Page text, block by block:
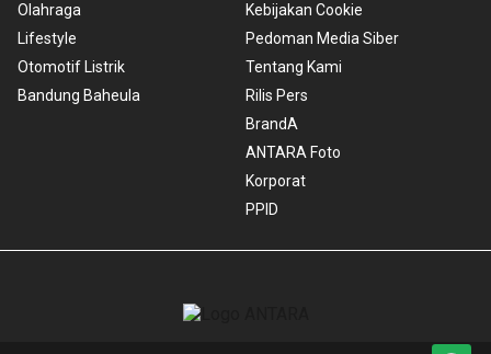
Olahraga
Lifestyle
Otomotif Listrik
Bandung Baheula
Kebijakan Cookie
Pedoman Media Siber
Tentang Kami
Rilis Pers
BrandA
ANTARA Foto
Korporat
PPID